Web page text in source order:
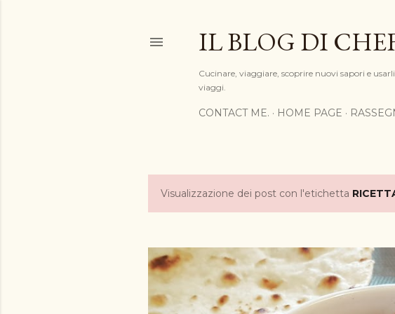
IL BLOG DI
Cucinare, viaggiare, scoprire nuovi sapori e
viaggi.
CONTACT ME. HOME PAGE
P
s
t
Visualizzazione dei post con l'etichetta